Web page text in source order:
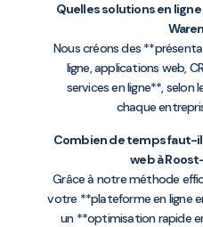
Quelles solutions en
Nous créons des
ligne, applications web,
services en ligne**, selon
chaque
Combien de temps faut-
web à
Grâce à notre méthode
votre **plateforme en ligne
un **optimisation rapide